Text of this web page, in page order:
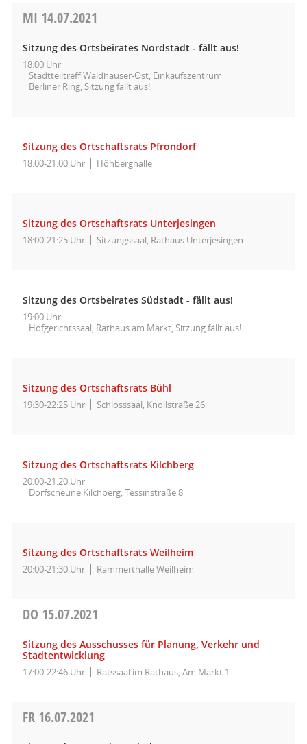
MI 14.07.2021
Sitzung des Ortsbeirates Nordstadt - fällt aus!
18:00 Uhr
Stadtteiltreff Waldhäuser-Ost, Einkaufszentrum
Berliner Ring, Sitzung fällt aus!
Sitzung des Ortschaftsrats Pfrondorf
18:00-21:00 Uhr Höhberghalle
Sitzung des Ortschaftsrats Unterjesingen
18:00-21:25 Uhr Sitzungssaal, Rathaus Unterjesingen
Sitzung des Ortsbeirates Südstadt - fällt aus!
19:00 Uhr
Hofgerichtssaal, Rathaus am Markt, Sitzung fällt aus!
Sitzung des Ortschaftsrats Bühl
19:30-22:25 Uhr Schlosssaal, Knollstraße 26
Sitzung des Ortschaftsrats Kilchberg
20:00-21:20 Uhr
Dorfscheune Kilchberg, Tessinstraße 8
Sitzung des Ortschaftsrats Weilheim
20:00-21:30 Uhr Rammerthalle Weilheim
DO 15.07.2021
Sitzung des Ausschusses für Planung, Verkehr und
Stadtentwicklung
17:00-22:46 Uhr Ratssaal im Rathaus, Am Markt 1
FR 16.07.2021